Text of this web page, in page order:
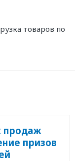
товаров по
продаж
призов